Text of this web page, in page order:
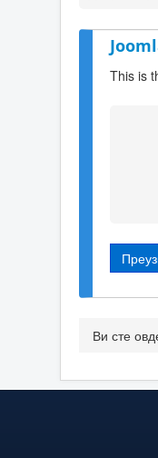
This is
Ви сте